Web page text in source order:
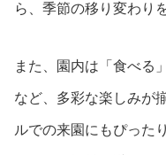
ら、季節の移り変わり
また、園内は「食べる
など、多彩な楽しみが
ルでの来園にもぴった